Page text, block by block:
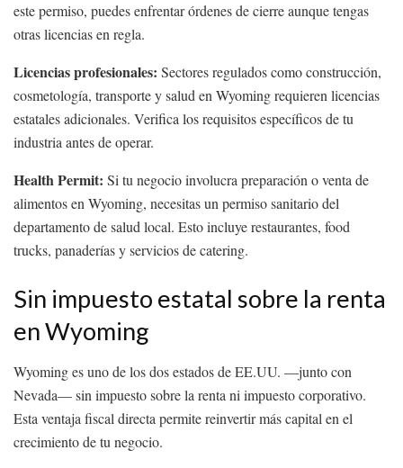
este permiso, puedes enfrentar órdenes de cierre aunque tengas
otras licencias en regla.
Licencias profesionales: Sectores regulados como construcción,
cosmetología, transporte y salud en Wyoming requieren licencias
estatales adicionales. Verifica los requisitos específicos de tu
industria antes de operar.
Health Permit: Si tu negocio involucra preparación o venta de
alimentos en Wyoming, necesitas un permiso sanitario del
departamento de salud local. Esto incluye restaurantes, food
trucks, panaderías y servicios de catering.
Sin impuesto estatal sobre la renta
en Wyoming
Wyoming es uno de los dos estados de EE.UU. —junto con
Nevada— sin impuesto sobre la renta ni impuesto corporativo.
Esta ventaja fiscal directa permite reinvertir más capital en el
crecimiento de tu negocio.